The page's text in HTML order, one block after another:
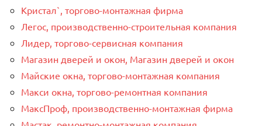
Кристал`, торгово-монтажная фирма
Легос, производственно-строительная компания
Лидер, торгово-сервисная компания
Магазин дверей и окон, Магазин дверей и окон
Майские окна, торгово-монтажная компания
Макси окна, торгово-ремонтная компания
МаксПроф, производственно-монтажная фирма